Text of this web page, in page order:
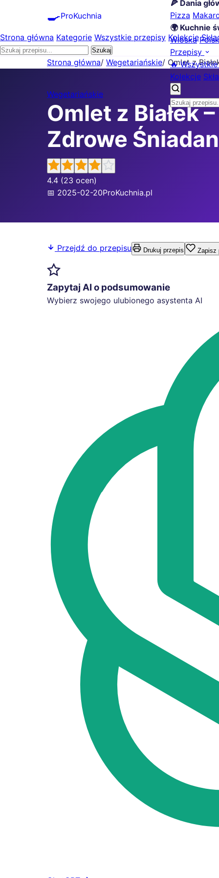
🍳ProKuchnia
🍕 Dania
Pizza
🌍 Kuchnie
Włoska
Przepisy
🔥
Kolekcje
Strona główna Kategorie Wszystkie przepisy Kolekcje
Szukaj
Strona główna/ Wegetariańskie/ Omlet z
Wegetariańskie
Omlet z Białek
Zdrowe
4.4 (23 ocen)
📅 2025-02-20ProKuchnia.pl
Przejdź do przepisu Drukuj przepis Zapisz
Zapytaj AI o podsumowanie
Wybierz swojego ulubionego asystenta AI